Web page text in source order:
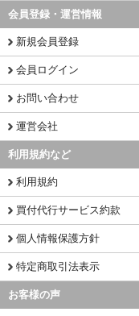
会員登録・運営情報
新規会員登録
会員ログイン
お問い合わせ
運営会社
利用規約など
利用規約
買付代行サービス約款
個人情報保護方針
特定商取引法表示
お客様の声